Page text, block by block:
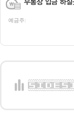
예금주: